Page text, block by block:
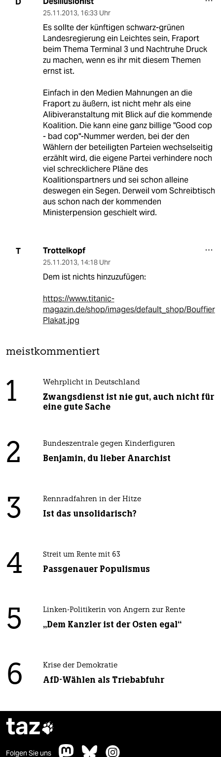
25.11.2013, 16:33 Uhr
Es sollte der künftigen schwarz-grünen
Landesregierung ein Leichtes sein, Fraport
beim Thema Terminal 3 und Nachtruhe Druck
zu machen, wenn es ihr mit diesem Themen
ernst ist.
Einfach in den Medien Mahnungen an die
Fraport zu äußern, ist nicht mehr als eine
Alibiveranstaltung mit Blick auf die kommende
Koalition. Die kann eine ganz billige "Good cop
- bad cop"-Nummer werden, bei der den
Wählern der beteiligten Parteien wechselseitig
erzählt wird, die eigene Partei verhindere noch
viel schrecklichere Pläne des
Koalitionspartners und sei schon alleine
deswegen ein Segen. Derweil vom Schreibtisch
aus schon nach der kommenden
Ministerpension geschielt wird.
T Trottelkopf
25.11.2013, 14:18 Uhr
Dem ist nichts hinzuzufügen:
https://www.titanic-
magazin.de/shop/images/default_shop/Bouffier
Plakat.jpg
meistkommentiert
1 Wehrplicht in Deutschland
Zwangsdienst ist nie gut, auch nicht für
eine gute Sache
2 Bundeszentrale gegen Kinderfiguren
Benjamin, du lieber Anarchist
3 Rennradfahren in der Hitze
Ist das unsolidarisch?
4 Streit um Rente mit 63
Passgenauer Populismus
5 Linken-Politikerin von Angern zur Rente
„Dem Kanzler ist der Osten egal“
6 Krise der Demokratie
AfD-Wählen als Triebabfuhr
taz
Folgen Sie uns